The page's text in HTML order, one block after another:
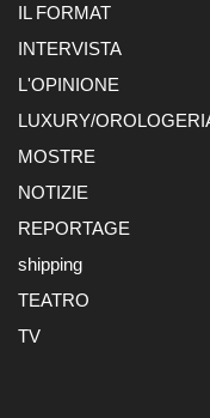
IL FORMAT
INTERVISTA
L'OPINIONE
LUXURY/
MOSTRE
NOTIZIE
REPORTAGE
shipping
TEATRO
TV